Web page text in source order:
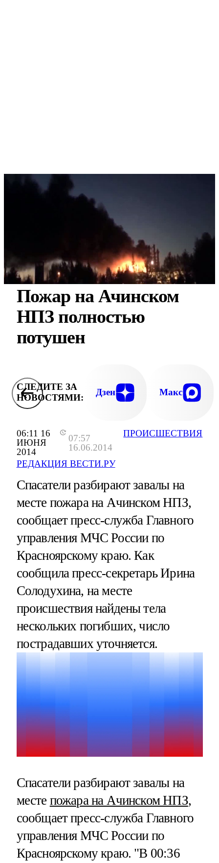
06:11 16
ИЮНЯ
2014
07:57
16.06.2014
РЕДАКЦИЯ ВЕСТИ.РУ
ПРОИСШЕСТВИЯ
Пожар на Ачинском
НПЗ полностью
потушен
СЛЕДИТЕ ЗА
НОВОСТЯМИ:
Дзен Макс
Спасатели разбирают завалы на
месте пожара на Ачинском НПЗ,
сообщает пресс-служба Главного
управления МЧС России по
Красноярскому краю. Как
сообщила пресс-секретарь Ирина
Солодухина, на месте
происшествия найдены тела
нескольких погибших, число
пострадавших уточняется.
Спасатели разбирают завалы на
месте пожара на Ачинском НПЗ,
сообщает пресс-служба Главного
управления МЧС России по
Красноярскому краю. "В 00:36